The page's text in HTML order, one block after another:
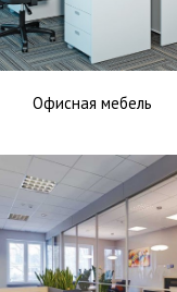
Офисная мебель